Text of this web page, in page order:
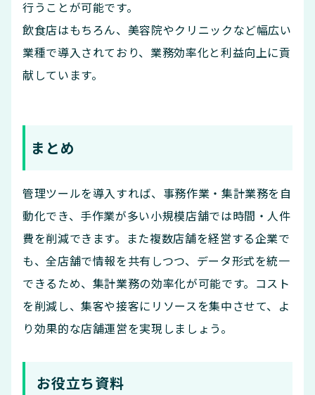
行うことが可能です。
飲食店はもちろん、美容院やクリニックなど幅広い
業種で導入されており、業務効率化と利益向上に貢
献しています。
まとめ
管理ツールを導入すれば、事務作業・集計業務を自
動化でき、手作業が多い小規模店舗では時間・人件
費を削減できます。また複数店舗を経営する企業で
も、全店舗で情報を共有しつつ、データ形式を統一
できるため、集計業務の効率化が可能です。コスト
を削減し、集客や接客にリソースを集中させて、よ
り効果的な店舗運営を実現しましょう。
お役立ち資料